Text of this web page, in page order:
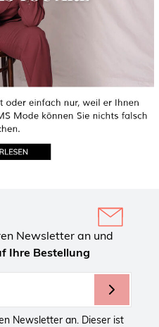
Newsletter an und
Ihre Bestellung
Newsletter an. Dieser ist